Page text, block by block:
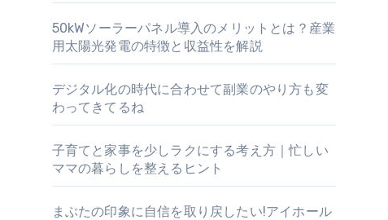
50kWソーラーパネル導入のメリットとは？産業
用太陽光発電の特徴と収益性を解説
デジタル化の時代に合わせて副業のやり方も変
わってきてるね
子育てと家事を少しラクにする考え方｜忙しい
ママの暮らしを整えるヒント
まぶたの印象に自信を取り戻したい!アイホール